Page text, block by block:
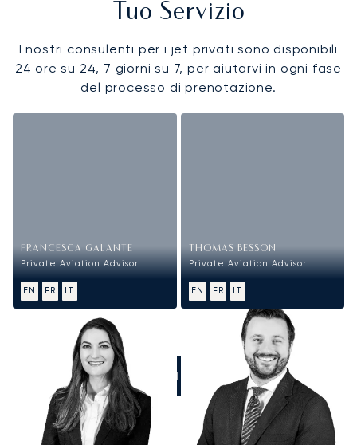
Tuo Servizio
I nostri consulenti per i jet privati sono disponibili
24 ore su 24, 7 giorni su 7, per aiutarvi in ogni fase
del processo di prenotazione.
FRANCESCA GALANTE
Private Aviation Advisor
EN FR IT
THOMAS BESSON
Private Aviation Advisor
EN FR IT
CHIAMATECI